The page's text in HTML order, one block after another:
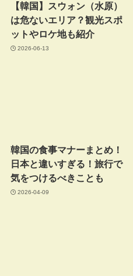
【韓国】スウォン（水原）
は危ないエリア？観光スポ
ットやロケ地も紹介
2026-06-13
韓国の食事マナーまとめ！
日本と違いすぎる！旅行で
気をつけるべきことも
2026-04-09